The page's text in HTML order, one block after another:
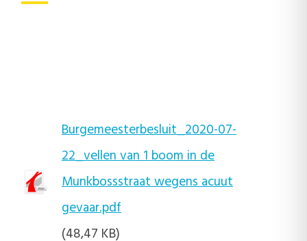
Burgemeesterbesluit_2020-07-
22_vellen van 1 boom in de
Munkbossstraat wegens acuut
gevaar.pdf
(48,47 KB)